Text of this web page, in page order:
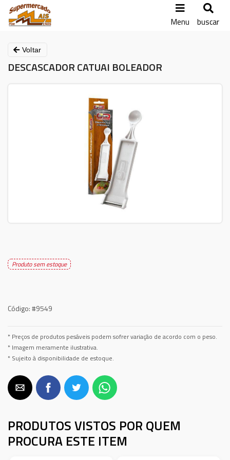
Menu buscar
Voltar
DESCASCADOR CATUAI BOLEADOR
Produto sem estoque
Código:#9549
* Preços de produtos pesáveis podem sofrer variação de acordo com o peso.
* Imagem meramente ilustrativa.
* Sujeito à disponibilidade de estoque.
PRODUTOS VISTOS POR QUEM
PROCURA ESTE ITEM